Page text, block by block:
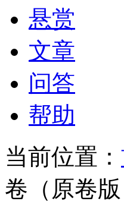
悬赏
文章
问答
帮助
当前位置：
卷（原卷版